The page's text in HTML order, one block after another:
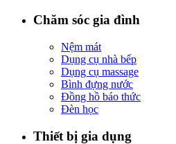
Chăm sóc gia đình
Nệm mát
Dụng cụ nhà bếp
Dụng cụ massage
Bình đựng nước
Đồng hồ báo thức
Đèn học
Thiết bị gia dụng